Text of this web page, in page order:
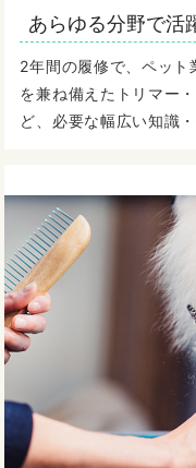
あらゆる分野で活
2年間の履修で、ペット
を兼ね備えたトリマー
ど、必要な幅広い知識・